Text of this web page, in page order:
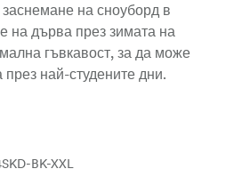
на сноуборд в
на дърва през зимата на
гъвкавост, за да може
най-студените дни.
BK-XXL